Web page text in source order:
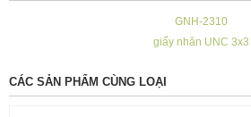
GNH-2310
giấy nhăn UNC 3x3
CÁC SẢN PHẨM CÙNG LOẠI